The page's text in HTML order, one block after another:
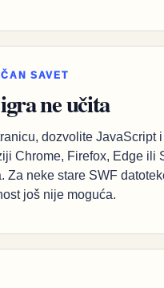
SAVET
ne učita
dozvolite JavaScript
Chrome, Firefox, Edge ili
Za neke stare SWF
još nije moguća.